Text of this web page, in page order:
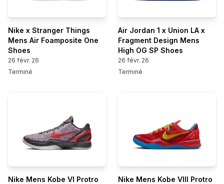
Nike x Stranger Things
Mens Air Foamposite One
Shoes
26 févr. 26
Terminé
Air Jordan 1 x Union LA x
Fragment Design Mens
High OG SP Shoes
26 févr. 26
Terminé
Nike Mens Kobe VI Protro
Nike Mens Kobe VIII Protro